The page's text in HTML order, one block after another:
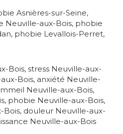
Asnières-sur-Seine,
Neuville-aux-Bois, phobie
, phobie Levallois-Perret,
Bois, stress Neuville-aux-
Bois, anxiété Neuville-
Neuville-aux-Bois,
, phobie Neuville-aux-Bois,
Bois, douleur Neuville-aux-
Neuville-aux-Bois